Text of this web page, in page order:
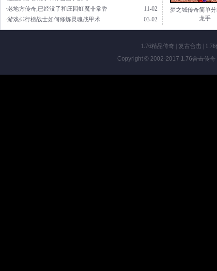
11-02
·老地方传奇,已经没了和庄园虹魔非常香
03-02
·游戏排行榜战士如何修炼灵魂战甲术
梦之城传奇简单
龙手
1.76精品传奇 复古合击|
Copyright © 2002-2017 1.76合击传奇